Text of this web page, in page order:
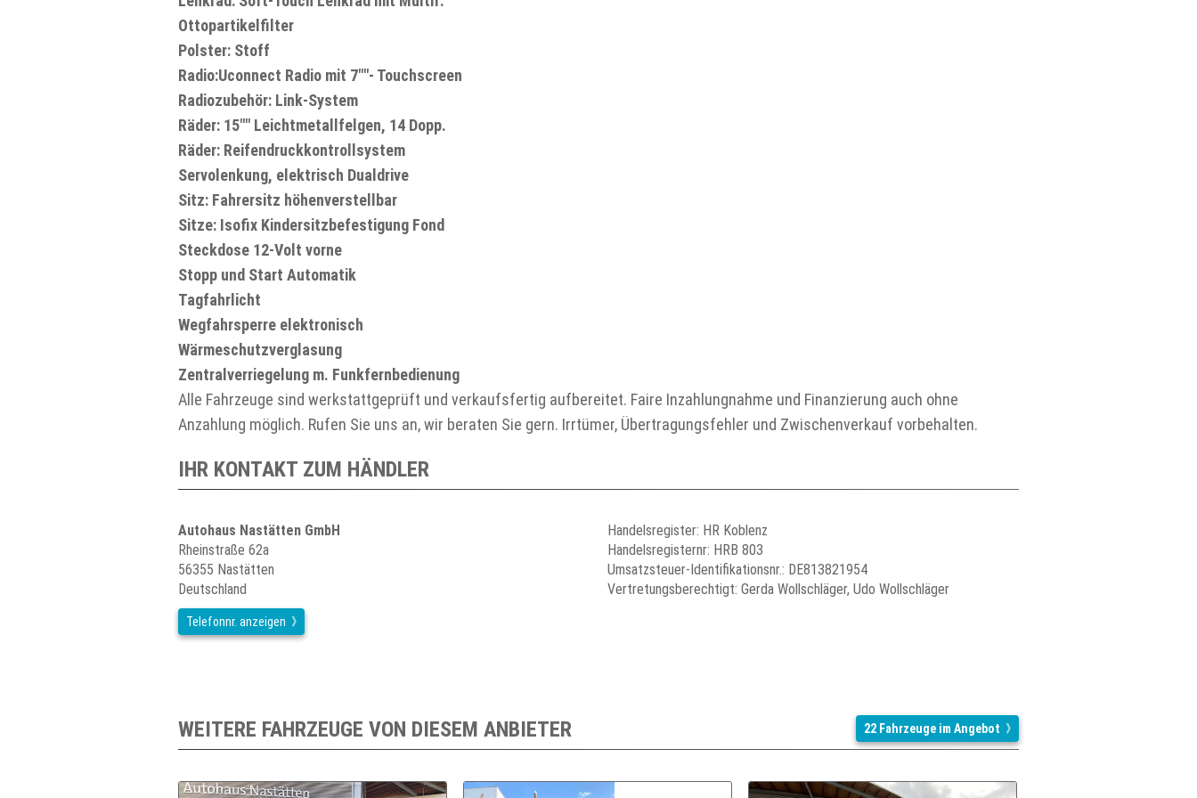
Ottopartikelfilter
Polster: Stoff
Radio:Uconnect Radio mit 7""- Touchscreen
Radiozubehör: Link-System
Räder: 15"" Leichtmetallfelgen, 14 Dopp.
Räder: Reifendruckkontrollsystem
Servolenkung, elektrisch Dualdrive
Sitz: Fahrersitz höhenverstellbar
Sitze: Isofix Kindersitzbefestigung Fond
Steckdose 12-Volt vorne
Stopp und Start Automatik
Tagfahrlicht
Wegfahrsperre elektronisch
Wärmeschutzverglasung
Zentralverriegelung m. Funkfernbedienung
Alle Fahrzeuge sind werkstattgeprüft und verkaufsfertig aufbereitet. Faire Inzahlungnahme und Finanzierung auch ohne
Anzahlung möglich. Rufen Sie uns an, wir beraten Sie gern. Irrtümer, Übertragungsfehler und Zwischenverkauf vorbehalten.
IHR KONTAKT ZUM HÄNDLER
Autohaus Nastätten GmbH
Rheinstraße 62a
56355 Nastätten
Deutschland
Telefonnr. anzeigen
Handelsregister: HR Koblenz
Handelsregisternr: HRB 803
Umsatzsteuer-Identifikationsnr.: DE813821954
Vertretungsberechtigt: Gerda Wollschläger, Udo Wollschläger
WEITERE FAHRZEUGE VON DIESEM ANBIETER 22 Fahrzeuge im Angebot